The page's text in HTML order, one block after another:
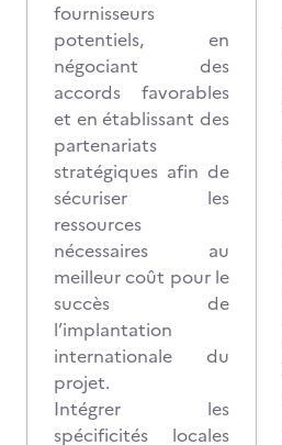
fournisseurs
potentiels, en
négociant des
accords favorables
et en établissant des
partenariats
stratégiques afin de
sécuriser les
ressources
nécessaires au
meilleur coût pour le
succès de
l’implantation
internationale du
projet.
Intégrer les
spécificités locales